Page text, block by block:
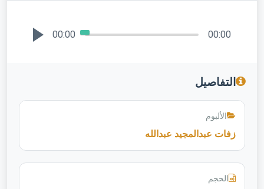
00:00 00:00
التفاصيل
الألبوم
زفات عبدالمجيد عبدالله
الحجم